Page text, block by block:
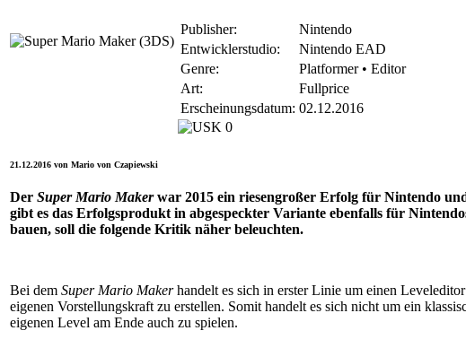
Publisher:
Nintendo
Entwicklerstudio:
Nintendo EAD
Genre:
Platformer • Editor
Art:
Fullprice
Erscheinungsdatum: 02.12.2016
21.12.2016 von Mario von Czapiewski
Der Super Mario Makerwar 2015 ein riesengroßer Erfolg für Nintendo
gibt es das Erfolgsprodukt in abgespeckter Variante ebenfalls für
bauen, soll die folgende Kritik näher beleuchten.
Bei dem Super Mario Makerhandelt es sich in erster Linie um einen
eigenen Vorstellungskraft zu erstellen. Somit handelt es sich nicht um ein
eigenen Level am Ende auch zu spielen.